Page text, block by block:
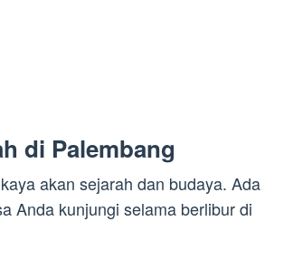
di Palembang
akan sejarah dan budaya. Ada
Anda kunjungi selama berlibur di